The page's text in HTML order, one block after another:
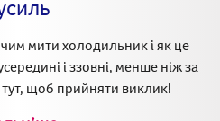
мити холодильник і як це
і ззовні, менше ніж за
щоб прийняти виклик!